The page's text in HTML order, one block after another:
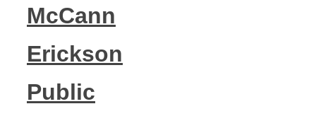
McCann
Erickson
Public